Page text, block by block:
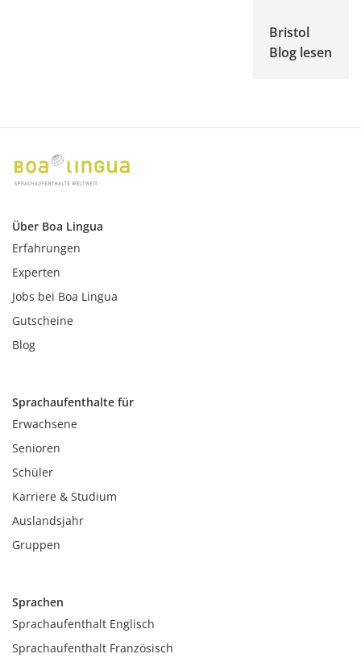
Bristol
Blog lesen
Über Boa Lingua
Erfahrungen
Experten
Jobs bei Boa Lingua
Gutscheine
Blog
Sprachaufenthalte für
Erwachsene
Senioren
Schüler
Karriere & Studium
Auslandsjahr
Gruppen
Sprachen
Sprachaufenthalt Englisch
Sprachaufenthalt Französisch